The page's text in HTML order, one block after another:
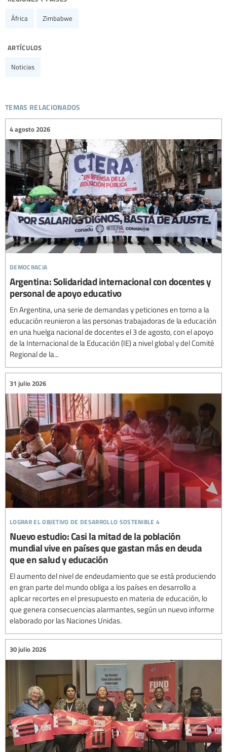
África Zimbabwe
artículos
Noticias
temas relacionados
democracia
4 agosto 2026
Argentina: Solidaridad internacional con docentes y
personal de apoyo educativo
En Argentina, una serie de demandas y peticiones en torno a la
educación reunieron a las personas trabajadoras de la educación
en una huelga nacional de docentes el 3 de agosto, con el apoyo
de la Internacional de la Educación (IE) a nivel global y del Comité
Regional de la...
lograr el objetivo de desarrollo sostenible 4
31 julio 2026
Nuevo estudio: Casi la mitad de la población
mundial vive en países que gastan más en deuda
que en salud y educación
El aumento del nivel de endeudamiento que se está produciendo
en gran parte del mundo obliga a los países en desarrollo a
aplicar recortes en el presupuesto en materia de educación, lo
que genera consecuencias alarmantes, según un nuevo informe
elaborado por las Naciones Unidas.
30 julio 2026